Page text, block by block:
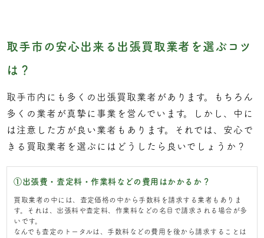
取手市の安心出来る出張買取業者を選ぶコツ
は？
取手市内にも多くの出張買取業者があります。もちろん
多くの業者が真摯に事業を営んでいます。しかし、中に
は注意した方が良い業者もあります。それでは、安心で
きる買取業者を選ぶにはどうしたら良いでしょうか？
①出張費・査定料・作業料などの費用はかかるか？
買取業者の中には、査定価格の中から手数料を請求する業者もありま
す。それは、出張料や査定料、作業料などの名目で請求される場合が多
いです。
なんでも査定のトータルは、手数料などの費用を後から請求することは